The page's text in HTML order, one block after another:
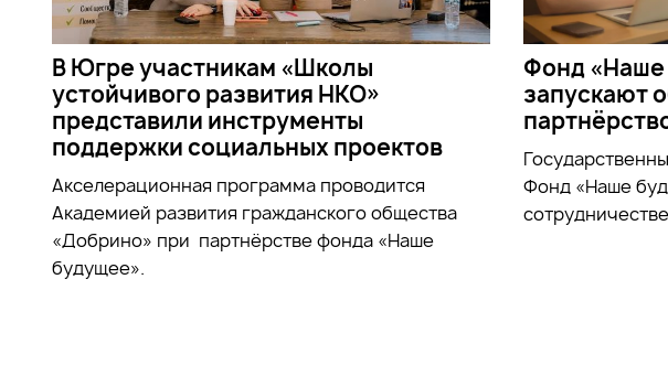
В Югре участникам «Школы
устойчивого развития НКО»
представили инструменты
поддержки социальных проектов
Акселерационная программа проводится
Академией развития гражданского общества
«Добрино» при партнёрстве фонда «Наше
будущее».
Фонд «Наше
запускают
Фонд «Наше
сотрудничестве